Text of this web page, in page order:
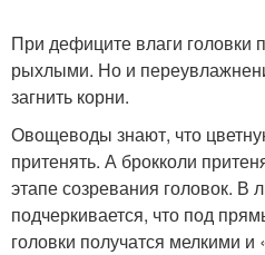
При дефиците влаги головки
рыхлыми. Но и
загнить корни.
Овощеводы знают, что
притенять. А брокколи
этапе созревания головок. В
подчеркивается, что под
головки получатся мелкими